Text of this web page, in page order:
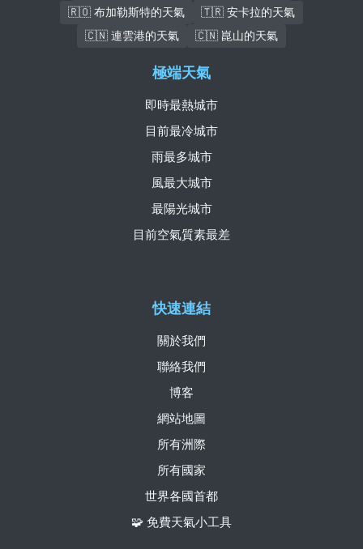
🇷🇴 布加勒斯特的天氣
🇹🇷 安卡拉的天氣
🇨🇳 連雲港的天氣
🇨🇳 崑山的天氣
快速連結
關於我們
聯絡我們
博客
網站地圖
所有洲際
所有國家
世界各國首都
🧩 免費天氣小工具
極端天氣
即時最熱城市
目前最冷城市
雨最多城市
風最大城市
最陽光城市
目前空氣質素最差